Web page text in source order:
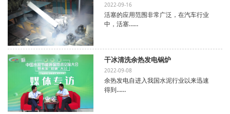
2022-09-16
活塞的应用范围非常广泛，在汽车行业
中，活塞……
干冰清洗余热发电锅炉
2022-09-08
余热发电自进入我国水泥行业以来迅速
得到……